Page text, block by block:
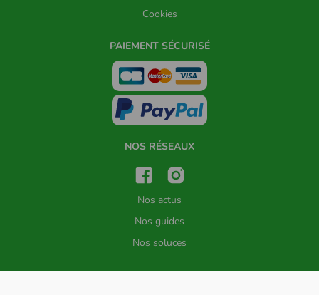
Cookies
PAIEMENT SÉCURISÉ
NOS RÉSEAUX
Nos actus
Nos guides
Nos soluces